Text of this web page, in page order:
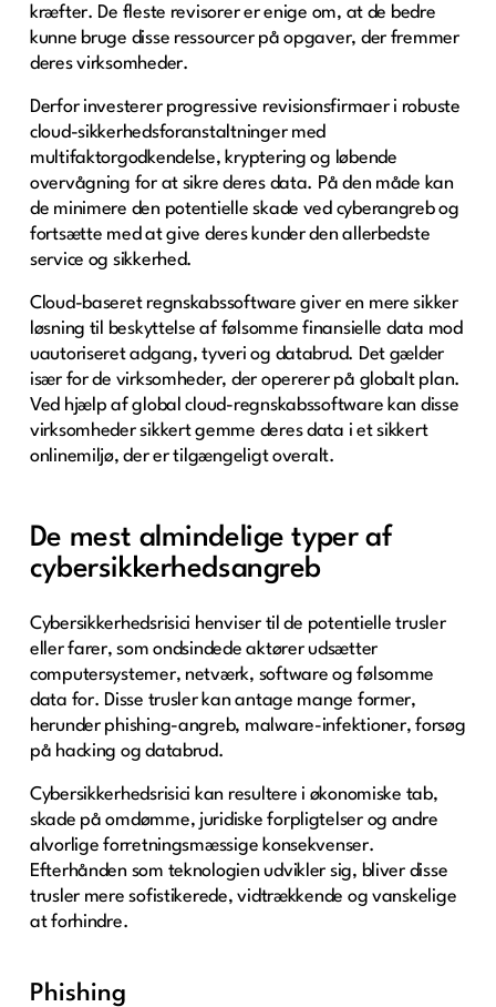
kræfter. De fleste revisorer er enige om, at de bedre
kunne bruge disse ressourcer på opgaver, der fremmer
deres virksomheder.
Derfor investerer progressive revisionsfirmaer i robuste
cloud-sikkerhedsforanstaltninger med
multifaktorgodkendelse, kryptering og løbende
overvågning for at sikre deres data. På den måde kan
de minimere den potentielle skade ved cyberangreb og
fortsætte med at give deres kunder den allerbedste
service og sikkerhed.
Cloud-baseret regnskabssoftware giver en mere sikker
løsning til beskyttelse af følsomme finansielle data mod
uautoriseret adgang, tyveri og databrud. Det gælder
især for de virksomheder, der opererer på globalt plan.
Ved hjælp af global cloud-regnskabssoftware kan disse
virksomheder sikkert gemme deres data i et sikkert
onlinemiljø, der er tilgængeligt overalt.
De mest almindelige typer af
cybersikkerhedsangreb
Cybersikkerhedsrisici henviser til de potentielle trusler
eller farer, som ondsindede aktører udsætter
computersystemer, netværk, software og følsomme
data for. Disse trusler kan antage mange former,
herunder phishing-angreb, malware-infektioner, forsøg
på hacking og databrud.
Cybersikkerhedsrisici kan resultere i økonomiske tab,
skade på omdømme, juridiske forpligtelser og andre
alvorlige forretningsmæssige konsekvenser.
Efterhånden som teknologien udvikler sig, bliver disse
trusler mere sofistikerede, vidtrækkende og vanskelige
at forhindre.
Phishing